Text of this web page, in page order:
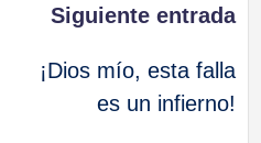
Siguiente entrada
¡Dios mío, esta falla
es un infierno!